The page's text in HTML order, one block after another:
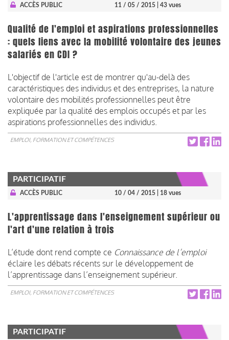
ACCÈS PUBLIC 11 / 05 / 2015 | 43 vues
Qualité de l'emploi et aspirations professionnelles
: quels liens avec la mobilité volontaire des jeunes
salariés en CDI ?
L'objectif de l'article est de montrer qu'au-delà des
caractéristiques des individus et des entreprises, la nature
volontaire des mobilités professionnelles peut être
expliquée par la qualité des emplois occupés et par les
aspirations professionnelles des individus.
EMPLOI, FORMATION ET COMPÉTENCES
PARTICIPATIF
ACCÈS PUBLIC 10 / 04 / 2015 | 18 vues
L'apprentissage dans l'enseignement supérieur ou
l'art d'une relation à trois
L’étude dont rend compte ce Connaissance de l’emploi
éclaire les débats récents sur le développement de
l’apprentissage dans l’enseignement supérieur.
EMPLOI, FORMATION ET COMPÉTENCES
PARTICIPATIF